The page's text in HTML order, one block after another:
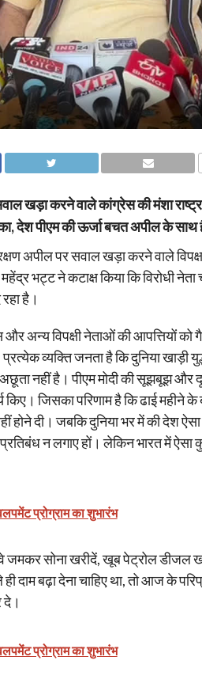
खड़ा करने वाले कांग्रेस की मंशा
देश पीएम की ऊर्जा बचत अपील के साथ
अपील पर सवाल खड़ा करने वाले विपक्ष
भट्ट ने कटाक्ष किया कि विरोधी
है।
और अन्य विपक्षी नेताओं की आपत्तियों
प्रत्येक व्यक्ति जनता है कि दुनिया
नहीं है। पीएम मोदी की सूझबूझ और
जिसका परिणाम है कि ढाई महीने के
होने दी। जबकि दुनिया भर में की देश
प्रतिबंध न लगाए हों। लेकिन भारत में
प्रोग्राम का शुभारंभ
जमकर सोना खरीदें, खूब पेट्रोल डीजल
दाम बढ़ा देना चाहिए था, तो आज के
दे।
प्रोग्राम का शुभारंभ